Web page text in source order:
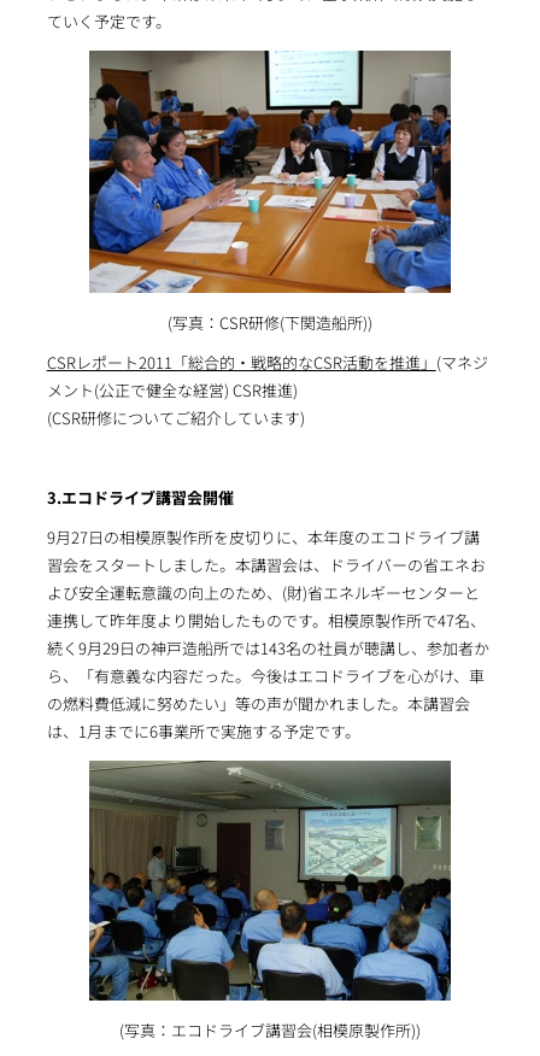
ていく予定です。
(写真：CSR研修(下関造船所))
CSRレポート2011「総合的・戦略的なCSR活動を推進」 (マネジ
メント(公正で健全な経営) CSR推進)
(CSR研修についてご紹介しています)
3.エコドライブ講習会開催
9月27日の相模原製作所を皮切りに、本年度のエコドライブ講
習会をスタートしました。本講習会は、ドライバーの省エネお
よび安全運転意識の向上のため、(財)省エネルギーセンターと
連携して昨年度より開始したものです。相模原製作所で47名、
続く9月29日の神戸造船所では143名の社員が聴講し、参加者か
ら、「有意義な内容だった。今後はエコドライブを心がけ、車
の燃料費低減に努めたい」等の声が聞かれました。本講習会
は、1月までに6事業所で実施する予定です。
(写真：エコドライブ講習会(相模原製作所))